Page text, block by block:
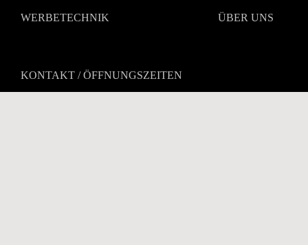
WERBETECHNIK ÜBER UNS
KONTAKT / ÖFFNUNGSZEITEN